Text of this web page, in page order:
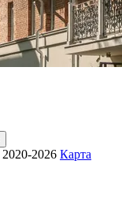
2026 Карта